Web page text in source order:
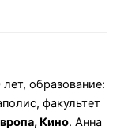
лет, образование:
факультет
Кино. Анна